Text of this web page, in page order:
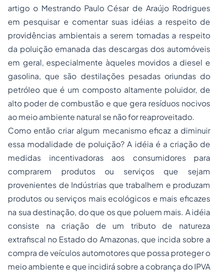
artigo o Mestrando Paulo César de Araújo Rodrigues
em pesquisar e comentar suas idéias a respeito de
providências ambientais a serem tomadas a respeito
da poluição emanada das descargas dos automóveis
em geral, especialmente àqueles movidos a diesel e
gasolina, que são destilações pesadas oriundas do
petróleo que é um composto altamente poluidor, de
alto poder de combustão e que gera resíduos nocivos
ao meio ambiente natural se não for reaproveitado.
Como então criar algum mecanismo eficaz a diminuir
essa modalidade de poluição? A idéia é a criação de
medidas incentivadoras aos consumidores para
comprarem produtos ou serviços que sejam
provenientes de Indústrias que trabalhem e produzam
produtos ou serviços mais ecológicos e mais eficazes
na sua destinação, do que os que poluem mais. A idéia
consiste na criação de um tributo de natureza
extrafiscal no Estado do Amazonas, que incida sobre a
compra de veículos automotores que possa proteger o
meio ambiente e que incidirá sobre a cobrança do IPVA